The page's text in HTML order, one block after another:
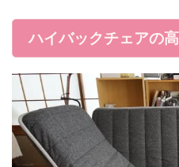
ハイバックチェアの